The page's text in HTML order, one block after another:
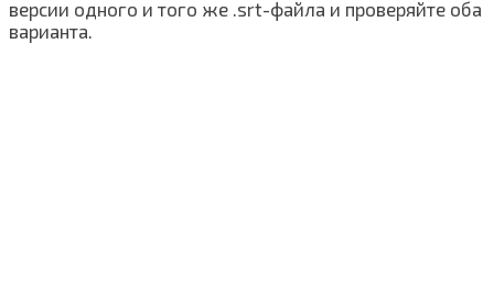
версии одного и того же .srt-файла и проверяйте оба
варианта.